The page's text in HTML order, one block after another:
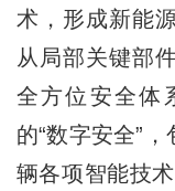
术，形成新能
从局部关键部
全方位安全体
的“数字安全”
辆各项智能技